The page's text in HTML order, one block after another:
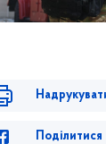
Поділитися